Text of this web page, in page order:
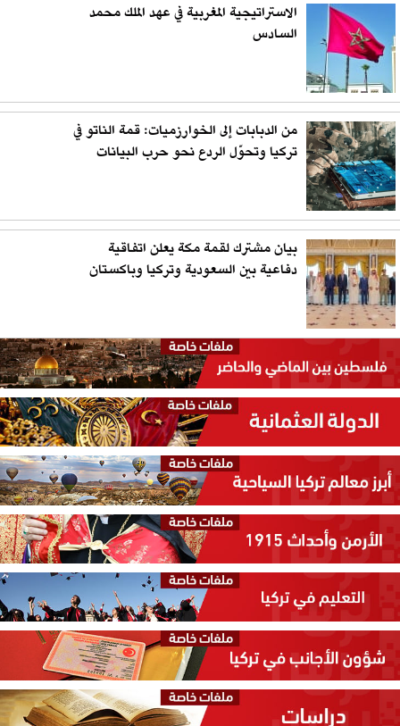
الاستراتيجية المغربية في عهد الملك محمد
السادس
من الدبابات إلى الخوارزميات: قمة الناتو في
تركيا وتحوّل الردع نحو حرب البيانات
بيان مشترك لقمة مكة يعلن اتفاقية
دفاعية بين السعودية وتركيا وباكستان